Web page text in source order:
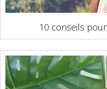
10 conseils